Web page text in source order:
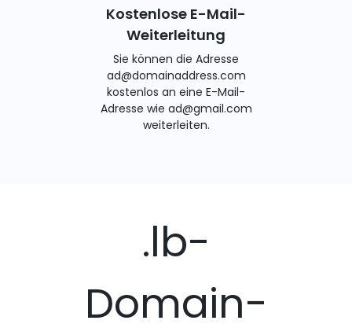
Kostenlose E-Mail-
Weiterleitung
Sie können die Adresse
ad@domainaddress.com
kostenlos an eine E-Mail-
Adresse wie ad@gmail.com
weiterleiten.
.lb-
Domain-